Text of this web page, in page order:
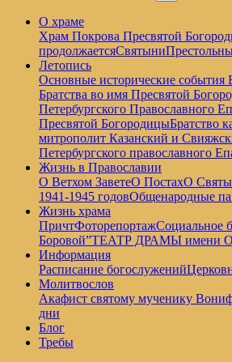
О храме
Храм Покрова Пресвятой
продолжаетсяСвятыни
Летопись
Основные исторические события
Братства во имя Пресвятой
Петербургского Православного
Пресвятой БогородицыБратство
митрополит Казанский и
Петербургского православного
Жизнь в Православии
О Ветхом ЗаветеО ПостахО
1941-1945 годовОбщенародные
Жизнь храма
ПричтФоторепортажСоциальное
Боровой”ТЕАТР ДРАМЫ имени
Информация
Расписание богослужений
Молитвослов
Акафист святому мученику
дни
Блог
Требы